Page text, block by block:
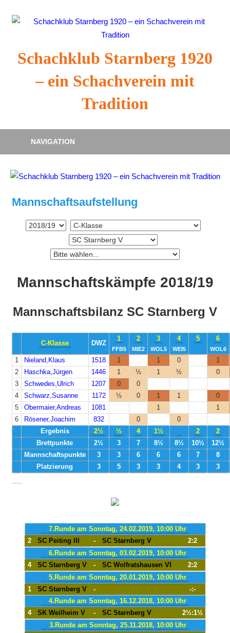
Inhalt
Schachklub Starnberg 1920
– ein Schachverein mit
Tradition
NAVIGATION
Mannschaftsaufstellung
Mannschaftskämpfe 2018/19
Mannschaftsbilanz SC Starnberg V
C-Klasse DWZ
1
FFB5
2
MIE2
3
WOL5
4
WEI5
5 6
WOL6
1 Nieland,Klaus 1518 1 1 0
1
2
Haschka,Jürgen 1446 1 ½ 1 ½
0
3
Schwedes,Ulrich 1207 0
0
4
Schwarz,Susanne 1172 ½ 0 1 1
0
5
Obermaier,Andreas 1081 1
1
6
Rösener,Joachim 832 0
0
Ergebnis
2½ ½ 4 1½ 2
2
Brettpunkte
2½ 3 7 8½ 8½ 10½
12½
Mannschaftspunkte
3 3 6 6 6 7
8
Platzierung
3 5 3 3 4 3 3
7.Runde am Sonntag, 24.02.2019, 10:00 Uhr
2
SC Peiting III - SC Starnberg V
2:2
6.Runde am Sonntag, 03.02.2019, 10:00 Uhr
4
SC Starnberg V - SC Wolfratshausen VI
2:2
5.Runde am Sonntag, 20.01.2019, 10:00 Uhr
1
SC Starnberg V -
-:-
4.Runde am Sonntag, 16.12.2018, 10:00 Uhr
4
SK Weilheim V - SC Starnberg V
2½:1½
3.Runde am Sonntag, 25.11.2018, 10:00 Uhr